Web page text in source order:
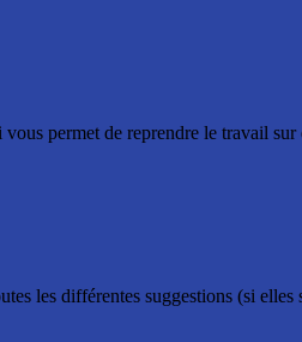
permet de reprendre le travail sur
les différentes suggestions (si elles